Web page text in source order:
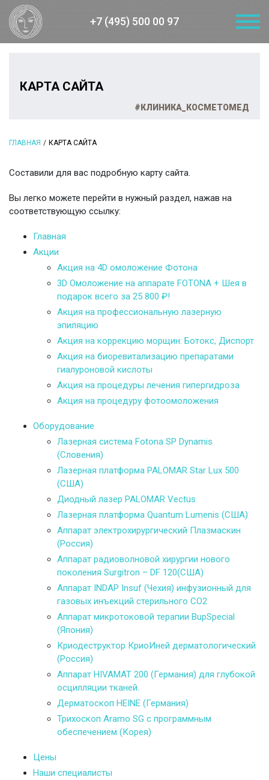
+7 (495) 500 00 97
КАРТА САЙТА
#КЛИНИКА_КОСМЕТОМЕД
ГЛАВНАЯ КАРТА САЙТА
Составили для вас подробную карту сайта.
Вы легко можете перейти в нужный раздел, нажав на
соответствующую ссылку:
Главная
Акции
Акция на 4D омоложение Фотона
3D Омоложение на аппарате FOTONA + Шея в
подарок всего за 25 800 ₽!
Акция на профессиональную лазерную
эпиляцию
Акция на коррекцию морщин: Ботокс, Диспорт
Акция на биоревитализацию препаратами
гиалуроновой кислоты
Акция на процедуры лечения гипергидроза
Акция на процедуру фотоомоложения
Оборудование
Лазерная система Fotona SP Dynamis
(Словения)
Лазерная платформа PALOMAR Star Lux 500
(США)
Диодный лазер PALOMAR Vectus
Лазерная платформа Quantum Lumenis (США)
Аппарат электрохирургический Плазмаскин
(Россия)
Аппарат радиоволновой хирургии нового
поколения Surgitron – DF 120(США)
Аппарат INDAP Insuf (Чехия) инфузионный для
газовых инъекций стерильного СО2
Аппарат микротоковой терапии BupSpecial
(Япония)
Криодеструктор КриоИней дерматологический
(Россия)
Аппарат HIVAMAT 200 (Германия) для глубокой
осцилляции тканей.
Дерматоскоп HEINE (Германия)
Трихоскоп Aramo SG с программным
обеспечением (Корея)
Цены
Наши специалисты